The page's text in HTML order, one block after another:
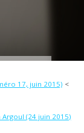
17, juin 2015)
(24 juin 2015)